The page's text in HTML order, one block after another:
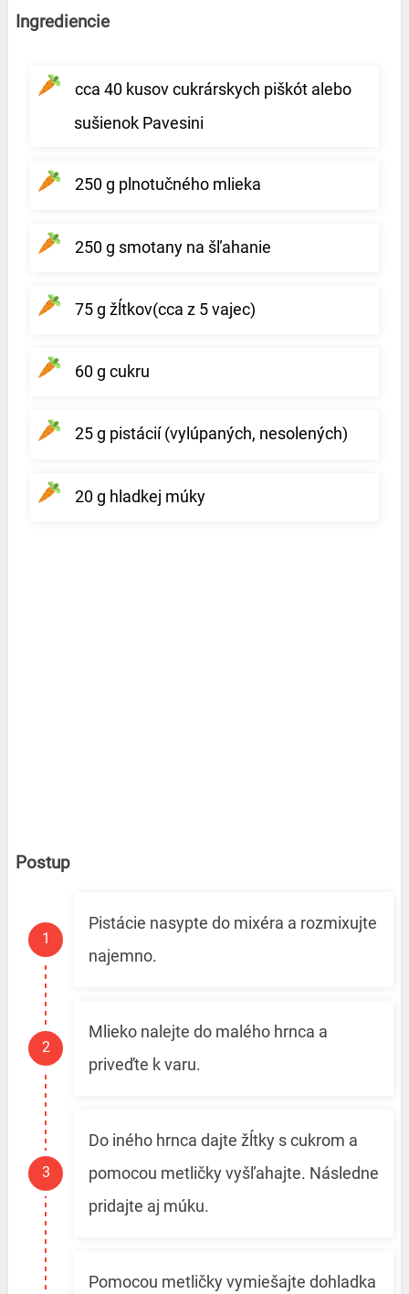
Ingrediencie
cca 40 kusov cukrárskych piškót alebo
sušienok Pavesini
250 g plnotučného mlieka
250 g smotany na šľahanie
75 g žĺtkov(cca z 5 vajec)
60 g cukru
25 g pistácií (vylúpaných, nesolených)
20 g hladkej múky
Postup
Pistácie nasypte do mixéra a rozmixujte
najemno.
Mlieko nalejte do malého hrnca a
priveďte k varu.
Do iného hrnca dajte žĺtky s cukrom a
pomocou metličky vyšľahajte. Následne
pridajte aj múku.
Pomocou metličky vymiešajte dohladka